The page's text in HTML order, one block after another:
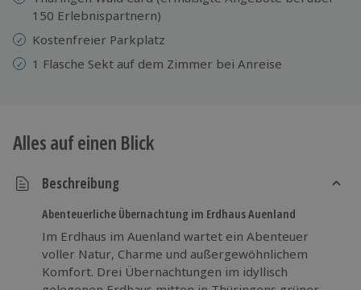
150 Erlebnispartnern)
Kostenfreier Parkplatz
1 Flasche Sekt auf dem Zimmer bei Anreise
Alles auf einen Blick
Beschreibung
Abenteuerliche Übernachtung im Erdhaus Auenland
Im Erdhaus im Auenland wartet ein Abenteuer
voller Natur, Charme und außergewöhnlichem
Komfort. Drei Übernachtungen im idyllisch